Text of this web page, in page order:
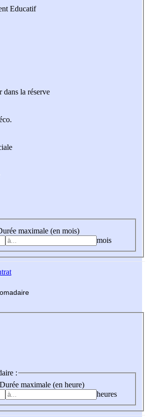
Educatif
dans la réserve
maximale (en mois)
mois
madaire
:
Durée maximale (en heure)
heures